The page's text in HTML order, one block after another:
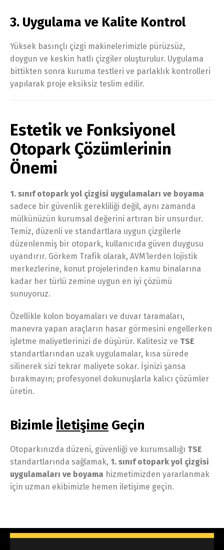
3. Uygulama ve Kalite Kontrol
Yüksek basınçlı çizgi makinelerimizle pürüzsüz,
doygun ve keskin hatlı çizgiler oluşturulur. Uygulama
bittikten sonra kuruma testleri ve parlaklık kontrolleri
yapılarak proje eksiksiz teslim edilir.
Estetik ve Fonksiyonel
Otopark Çözümlerinin
Önemi
1. sınıf otopark yol çizgisi uygulamaları ve boyama
sadece bir güvenlik gerekliliği değil, aynı zamanda
mülkünüzün kurumsal değerini artıran bir unsurdur.
Temiz, düzenli ve standartlara uygun çizgilerle
düzenlenmiş bir otopark, kullanıcıda güven duygusu
uyandırır. Görkem Trafik olarak, AVM’lerden lojistik
merkezlerine, konut projelerinden kamu binalarına
kadar her türlü zemine uygun en iyi çözümü
sunuyoruz.
Özellikle kolon boyamaları ve duvar taramaları,
manevra yapan araçların hasar görmesini engellerken
işletme maliyetlerinizi de düşürür. Kalitesiz ve TSE
standartlarından uzak uygulamalar, kısa sürede
silinerek sizi tekrar maliyete sokar. İşinizi şansa
bırakmayın; profesyonel dokunuşlarla kalıcı çözümler
üretin.
Bizimle İletişime Geçin
Otoparkınızda düzeni, güvenliği ve kurumsallığı TSE
standartlarında sağlamak, 1. sınıf otopark yol çizgisi
uygulamaları ve boyama hizmetimizden yararlanmak
için uzman ekibimizle hemen iletişime geçin.